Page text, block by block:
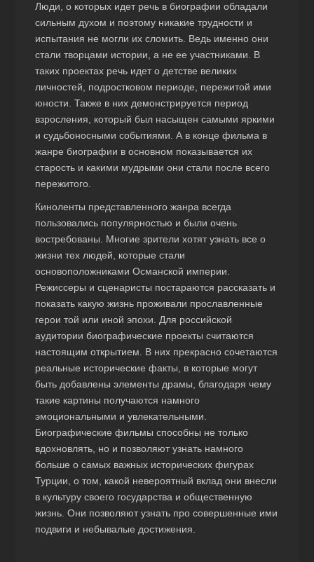
Люди, о которых идет речь в биографии обладали
сильным духом и поэтому никакие трудности и
испытания не могли их сломить. Ведь именно они
стали творцами истории, а не ее участниками. В
таких проектах речь идет о детстве великих
личностей, подростковом периоде, пережитой ими
юности. Также в них демонстрируется период
взросления, который был насыщен самыми яркими
и судьбоносными событиями. А в конце фильма в
жанре биографии в основном показывается их
старость и какими мудрыми они стали после всего
пережитого.
Киноленты представленного жанра всегда
пользовались популярностью и были очень
востребованы. Многие зрители хотят узнать все о
жизни тех людей, которые стали
основоположниками Османской империи.
Режиссеры и сценаристы постараются рассказать и
показать какую жизнь проживали прославленные
герои той или иной эпохи. Для российской
аудитории биографические проекты считаются
настоящим открытием. В них прекрасно сочетаются
реальные исторические факты, в которые могут
быть добавлены элементы драмы, благодаря чему
такие картины получаются намного
эмоциональными и увлекательными.
Биографические фильмы способны не только
вдохновлять, но и позволяют узнать намного
больше о самых важных исторических фигурах
Турции, о том, какой невероятный вклад они внесли
в культуру своего государства и общественную
жизнь. Они позволяют узнать про совершенные ими
подвиги и небывалые достижения.